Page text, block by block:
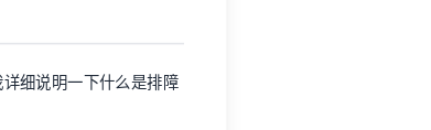
细说明一下什么是排障